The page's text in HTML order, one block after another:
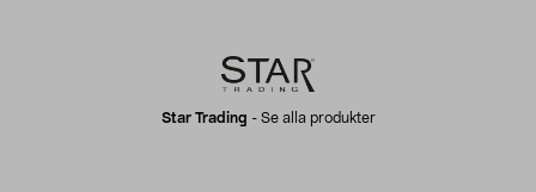
Star Trading - Se alla produkter